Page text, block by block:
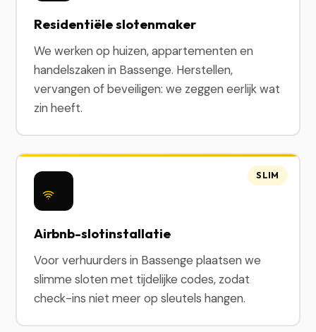
Residentiële slotenmaker
We werken op huizen, appartementen en
handelszaken in Bassenge. Herstellen,
vervangen of beveiligen: we zeggen eerlijk wat
zin heeft.
Airbnb-slotinstallatie
Voor verhuurders in Bassenge plaatsen we
slimme sloten met tijdelijke codes, zodat
check-ins niet meer op sleutels hangen.
SLIM